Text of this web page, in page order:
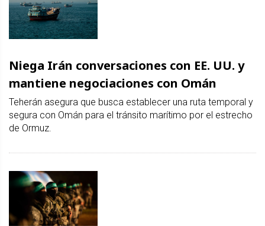
Niega Irán conversaciones con EE. UU. y
mantiene negociaciones con Omán
Teherán asegura que busca establecer una ruta temporal y
segura con Omán para el tránsito marítimo por el estrecho
de Ormuz.